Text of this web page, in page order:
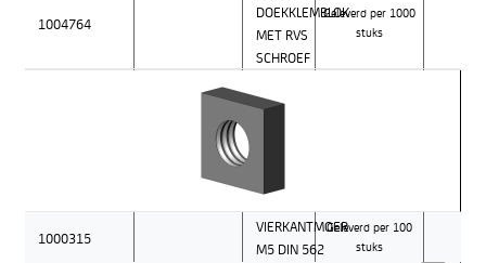
1004764
DOEKKLEMBLOK
MET RVS
SCHROEF
Geleverd per 1000
stuks
1000315
VIERKANTMOER
M5 DIN 562
Geleverd per 100
stuks